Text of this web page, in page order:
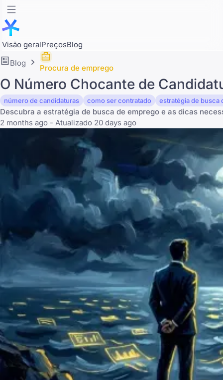
Visão geralPreçosBlog
Blog
Procura de emprego
O Número Chocante de
número de candidaturas como ser contratado estratégia de busca
Descubra a estratégia de busca de emprego e as dicas
2 months ago - Atualizado 20 days ago